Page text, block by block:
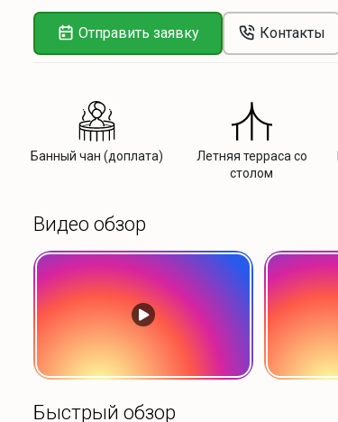
Отправить заявку Контакты
Банный чан (доплата)
Летняя терраса со
столом
Видео обзор
Быстрый обзор